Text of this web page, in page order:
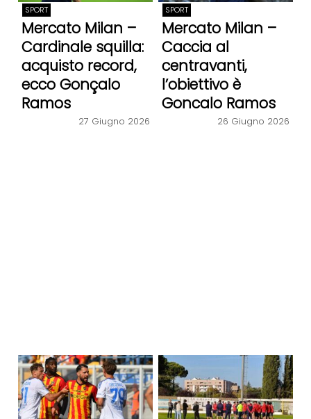
SPORT
Mercato Milan –
Cardinale squilla:
acquisto record,
ecco Gonçalo
Ramos
27 Giugno 2026
SPORT
Mercato Milan –
Caccia al
centravanti,
l’obiettivo è
Goncalo Ramos
26 Giugno 2026